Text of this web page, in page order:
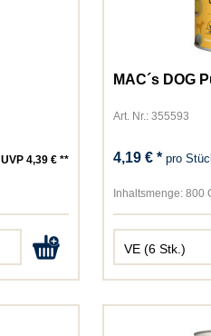
UVP 4,39 € **
MAC´s DOG
Art. Nr.: 355593
4,19 € *pro
Inhaltsmenge: 800